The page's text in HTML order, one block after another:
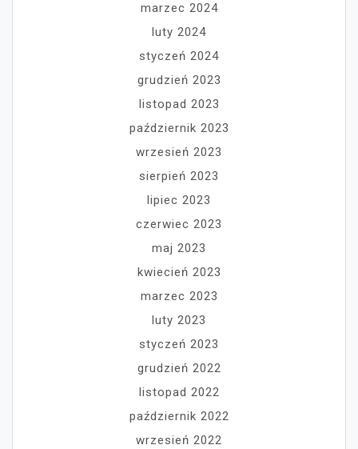
marzec 2024
luty 2024
styczeń 2024
grudzień 2023
listopad 2023
październik 2023
wrzesień 2023
sierpień 2023
lipiec 2023
czerwiec 2023
maj 2023
kwiecień 2023
marzec 2023
luty 2023
styczeń 2023
grudzień 2022
listopad 2022
październik 2022
wrzesień 2022